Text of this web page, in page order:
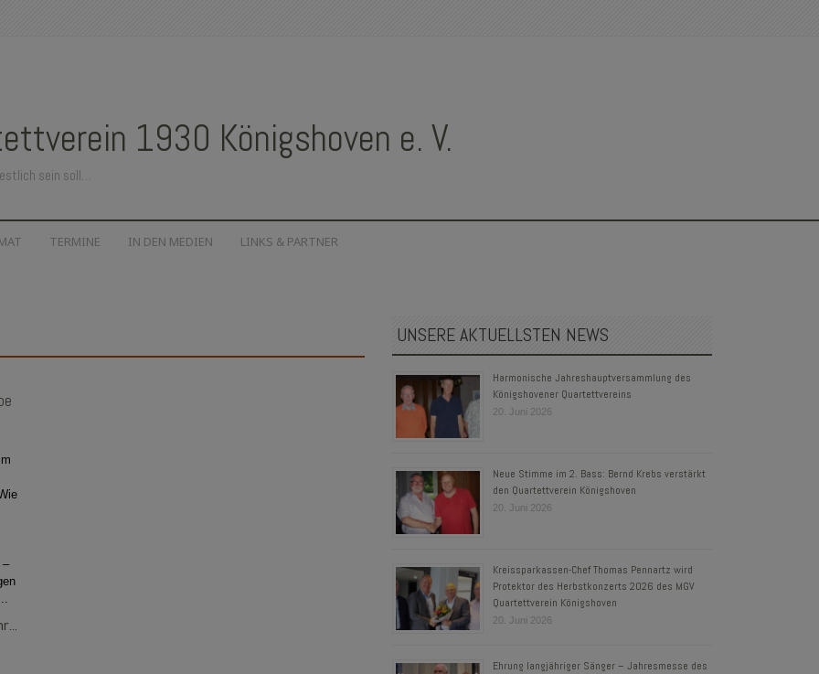
1930 Königshoven e. V.
sein soll…
TERMINE IN DEN MEDIEN LINKS & PARTNER
–
UNSERE AKTUELLSTEN NEWS
Harmonische Jahreshauptversammlung des
Königshovener Quartettvereins
20. Juni 2026
Neue Stimme im 2. Bass: Bernd Krebs verstärkt
den Quartettverein Königshoven
20. Juni 2026
Kreissparkassen-Chef Thomas Pennartz wird
Protektor des Herbstkonzerts 2026 des MGV
Quartettverein Königshoven
20. Juni 2026
Ehrung langjähriger Sänger – Jahresmesse des